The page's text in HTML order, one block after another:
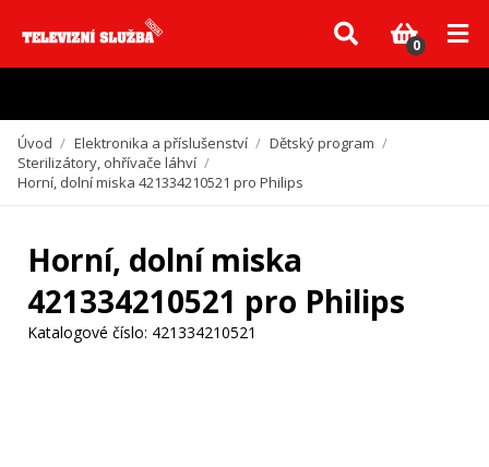
Vzhledem k aktuální situaci se může dodání dílů, které nejsou skladem,
zpozdit. Děkujeme za pochopení.
0
Úvod / Elektronika a příslušenství / Dětský program /
Sterilizátory, ohřívače láhví /
Horní, dolní miska 421334210521 pro Philips
Horní, dolní miska
421334210521 pro Philips
Katalogové číslo: 421334210521